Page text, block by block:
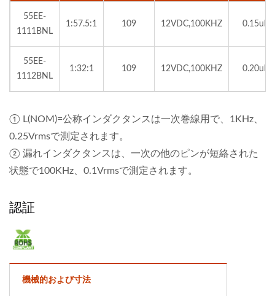
55EE-
1111BNL
1:57.5:1 109 12VDC,100KHZ 0.15uH
55EE-
1112BNL
1:32:1 109 12VDC,100KHZ 0.20uH
① L(NOM)=公称インダクタンスは一次巻線用で、1KHz、
0.25Vrmsで測定されます。
② 漏れインダクタンスは、一次の他のピンが短絡された
状態で100KHz、0.1Vrmsで測定されます。
認証
機械的および寸法